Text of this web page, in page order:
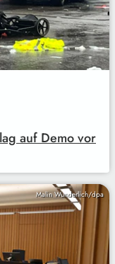
auf Demo vor
Malin Wunderlich/dpa